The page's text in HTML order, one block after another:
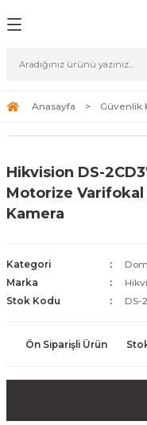
Sistemleri
Sistemleri (Network
ve Depolama
ve Bağlantı Kabloları
Kamera Lisansları
Güvenlik
Duvarı) Cihazları
Ağ Yönlendiricileri
Fi) ve Access Point Ürünleri
Antivirüs Yazılımları
ve Depolama Ürünleri
SSD
Kurtarma
Merkezi Altyapısı
Anasayfa Güvenlik
Hikvision DS-
Motorize
Kamera
Kategori
Marka
Stok Kodu
DS-
Ön Siparişli Ürün